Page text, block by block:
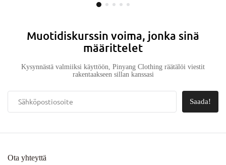
Muotidiskurssin voima, jonka sinä
määrittelet
Kysynnästä valmiiksi käyttöön, Pinyang Clothing räätälöi viestit
rakentaakseen sillan kanssasi
Saada!
Ota yhteyttä